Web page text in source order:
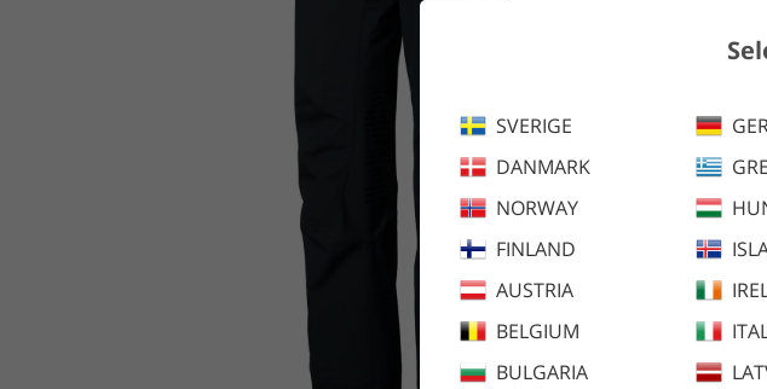
SVERIGE
DANMARK
NORWAY
FINLAND
AUSTRIA
BELGIUM
BULGARIA